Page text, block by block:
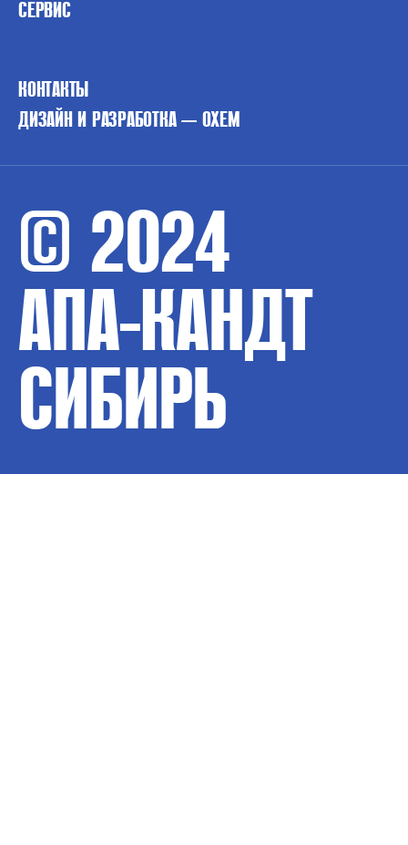
СЕРВИС
КОНТАКТЫ
ДИЗАЙН И РАЗРАБОТКА — OXEM
© 2024
АПА-КАНДТ
СИБИРЬ